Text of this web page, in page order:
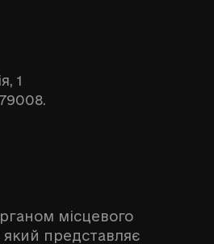
1
місцевого
представляє